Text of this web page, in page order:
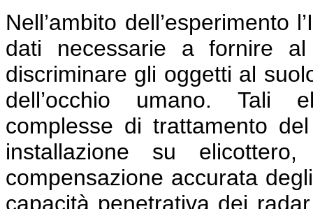
Nell’ambito dell’esperimento
dati necessarie a fornire
discriminare gli oggetti al
dell’occhio umano. Tali
complesse di trattamento
installazione su
compensazione accurata
capacità penetrativa dei